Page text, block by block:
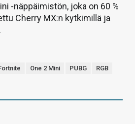
-näppäimistön, joka on 60 %
Cherry MX:n kytkimillä ja
One 2 Mini PUBG
RGB